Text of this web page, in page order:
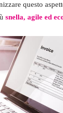
questo
snella, agile ed